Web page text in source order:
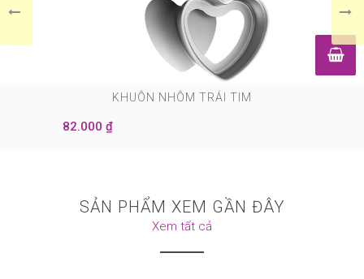
KHUÔN NHÔM TRÁI TIM
82.000 ₫
SẢN PHẨM XEM GẦN ĐÂY
Xem tất cả